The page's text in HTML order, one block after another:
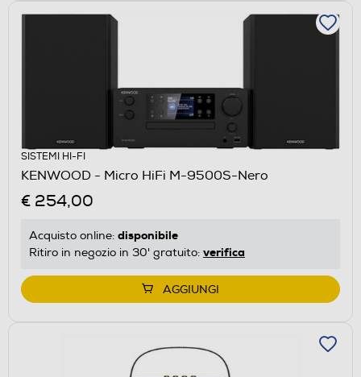
SISTEMI HI-FI
KENWOOD - Micro HiFi M-9500S-Nero
€ 254,00
Acquisto online: disponibile
Ritiro in negozio in 30' gratuito: verifica
AGGIUNGI